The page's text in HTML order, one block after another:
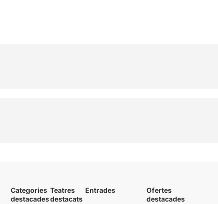
Categories
destacades
Teatres
destacats
Entrades
Ofertes
destacades